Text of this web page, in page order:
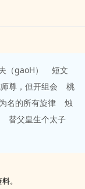
（gaoH）
短文
尊，但开组会
桃
名的所有旋律
烛
替父皇生个太子
。